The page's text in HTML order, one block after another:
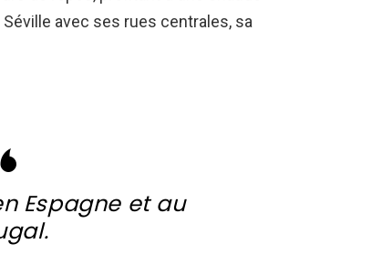
avec ses rues centrales, sa
Espagne et au